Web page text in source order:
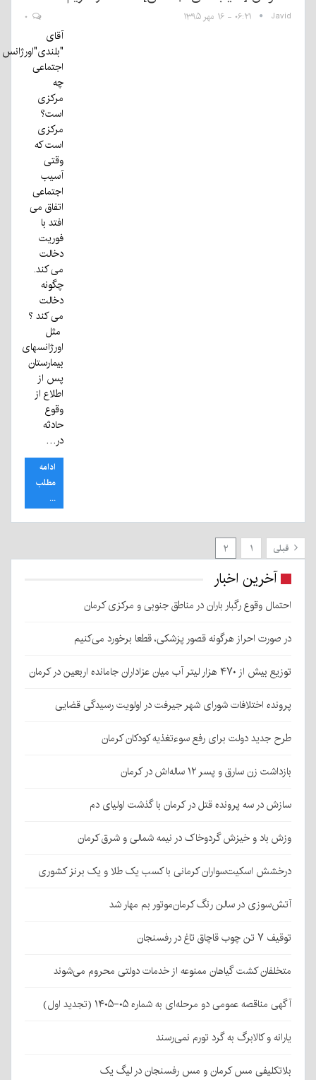
Javid ۰۶:۲۱ - ۱۶ مهر ۱۳۹۵
آقاى
"بلندى"اورژانس
اجتماعی
چه
مرکزی
است؟
مرکزی
است که
وقتی
آسیب
اجتماعی
اتفاق می
افتد با
فوریت
دخالت
می کند.
چگونه
دخالت
می کند ؟
مثل
اورژانسهای
بیمارستان
پس از
اطلاع از
وقوع
حادثه
در…
ادامه
مطلب
...
قبلی ۱ ۲
آخرین اخبار
احتمال وقوع رگبار باران در مناطق جنوبی و مرکزی کرمان
در صورت احراز هرگونه قصور پزشکی، قطعا برخورد می‌کنیم
توزیع بیش از ۴۷۰ هزار لیتر آب میان عزاداران جامانده اربعین در کرمان
پرونده اختلافات شورای شهر جیرفت در اولویت رسیدگی قضایی
طرح جدید دولت برای رفع سوءتغذیه کودکان کرمان
بازداشت زن سارق و پسر ۱۲ ساله‌اش در کرمان
سازش در سه پرونده قتل در کرمان با گذشت اولیای دم
وزش باد و خیزش گردوخاک در نیمه شمالی و شرق کرمان
درخشش اسکیت‌سواران کرمانی با کسب یک طلا و یک برنز کشوری
آتش‌سوزی در سالن رنگ کرمان‌موتور بم مهار شد
توقیف ۷ تن چوب قاچاق تاغ در رفسنجان
متخلفان کشت گیاهان ممنوعه از خدمات دولتی محروم می‌شوند
آگهی مناقصه عمومی دو مرحله‌ای به شماره ۰۵-۱۴۰۵ (تجدید اول)
یارانه و کالابرگ به گرد تورم نمی‌رسند
بلاتکلیفی مس کرمان و مس رفسنجان در لیگ یک